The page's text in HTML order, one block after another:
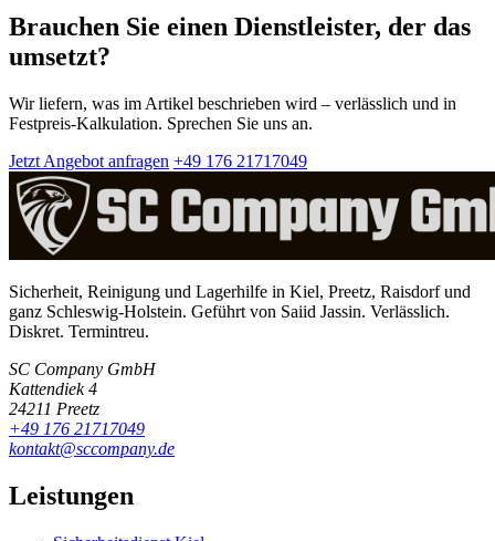
Brauchen Sie einen Dienstleister, der das
umsetzt?
Wir liefern, was im Artikel beschrieben wird – verlässlich und in
Festpreis-Kalkulation. Sprechen Sie uns an.
Jetzt Angebot anfragen +49 176 21717049
Sicherheit, Reinigung und Lagerhilfe in Kiel, Preetz, Raisdorf und
ganz Schleswig-Holstein. Geführt von Saiid Jassin. Verlässlich.
Diskret. Termintreu.
SC Company GmbH
Kattendiek 4
24211 Preetz
+49 176 21717049
kontakt@sccompany.de
Leistungen